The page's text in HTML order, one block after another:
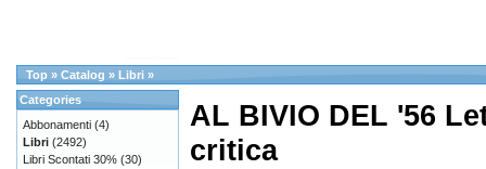
Top » Catalog » Libri »
AL BIVIO DEL '56
critica
Categories
Abbonamenti (4)
Libri (2492)
Libri Scontati 30% (30)